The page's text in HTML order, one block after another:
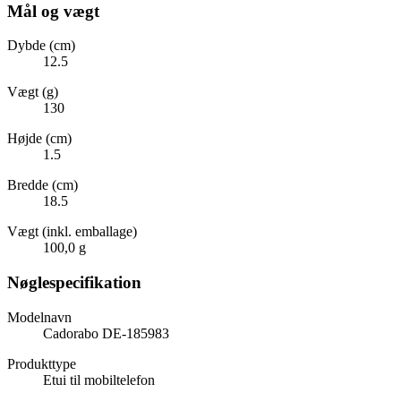
Mål og vægt
Dybde (cm)
12.5
Vægt (g)
130
Højde (cm)
1.5
Bredde (cm)
18.5
Vægt (inkl. emballage)
100,0 g
Nøglespecifikation
Modelnavn
Cadorabo DE-185983
Produkttype
Etui til mobiltelefon